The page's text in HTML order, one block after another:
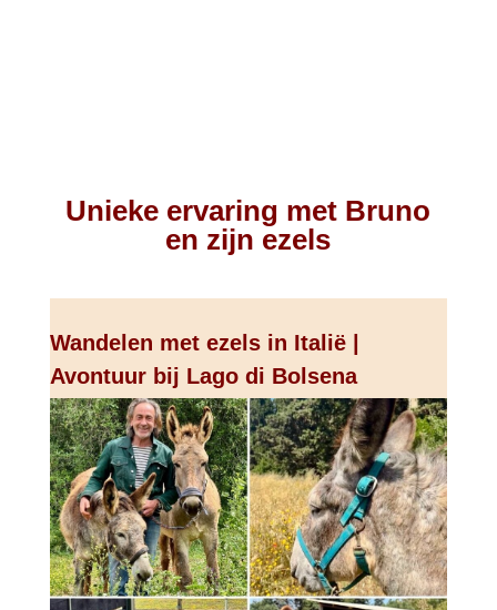
Unieke ervaring met Bruno
en zijn ezels
Wandelen met ezels in Italië |
Avontuur bij Lago di Bolsena